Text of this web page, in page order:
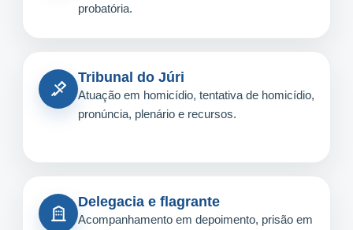
probatória.
Tribunal do Júri
Atuação em homicídio, tentativa de homicídio,
pronúncia, plenário e recursos.
Delegacia e flagrante
Acompanhamento em depoimento, prisão em